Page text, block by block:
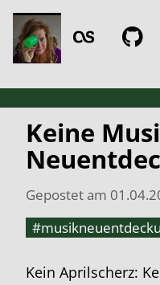
Keine
Gepostet am
Kein Aprilscherz: